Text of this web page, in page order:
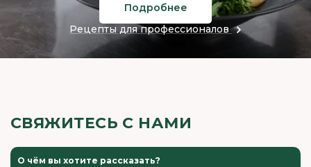
Подробнее
Рецепты для профессионалов
СВЯЖИТЕСЬ С НАМИ
О чём вы хотите рассказать?